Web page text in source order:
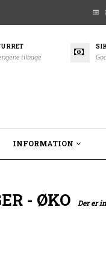
tilbage
INFORMATION
- ØKO Der er